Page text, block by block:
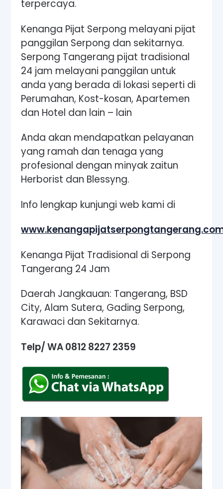
terpercaya.
Kenanga Pijat Serpong melayani pijat
panggilan Serpong dan sekitarnya.
Serpong Tangerang pijat tradisional
24 jam melayani panggilan untuk
anda yang berada di lokasi seperti di
Perumahan, Kost-kosan, Apartemen
dan Hotel dan lain – lain
Anda akan mendapatkan pelayanan
yang ramah dan tenaga yang
profesional dengan minyak zaitun
Herborist dan Blessyng.
Info lengkap kunjungi web kami di
Kenanga Pijat Tradisional di Serpong
Tangerang 24 Jam
Daerah Jangkauan: Tangerang, BSD
City, Alam Sutera, Gading Serpong,
Karawaci dan Sekitarnya.
Telp/ WA 0812 8227 2359